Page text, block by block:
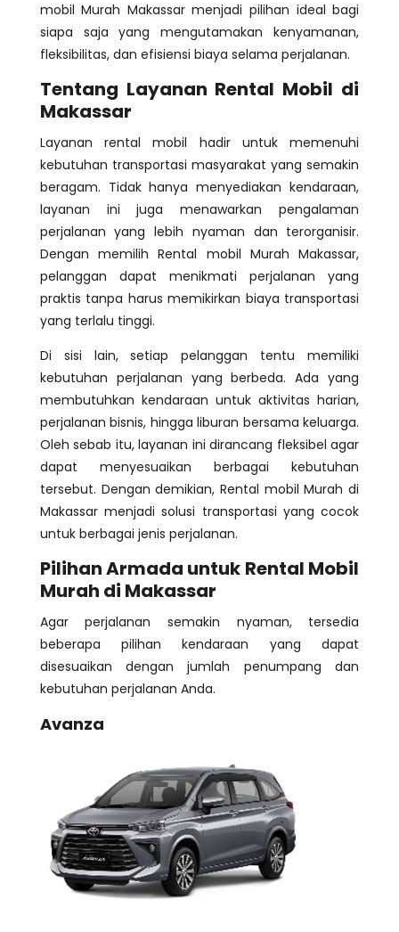
mobil Murah Makassar menjadi pilihan ideal bagi
siapa saja yang mengutamakan kenyamanan,
fleksibilitas, dan efisiensi biaya selama perjalanan.
Tentang Layanan Rental Mobil di
Makassar
Layanan rental mobil hadir untuk memenuhi
kebutuhan transportasi masyarakat yang semakin
beragam. Tidak hanya menyediakan kendaraan,
layanan ini juga menawarkan pengalaman
perjalanan yang lebih nyaman dan terorganisir.
Dengan memilih Rental mobil Murah Makassar,
pelanggan dapat menikmati perjalanan yang
praktis tanpa harus memikirkan biaya transportasi
yang terlalu tinggi.
Di sisi lain, setiap pelanggan tentu memiliki
kebutuhan perjalanan yang berbeda. Ada yang
membutuhkan kendaraan untuk aktivitas harian,
perjalanan bisnis, hingga liburan bersama keluarga.
Oleh sebab itu, layanan ini dirancang fleksibel agar
dapat menyesuaikan berbagai kebutuhan
tersebut. Dengan demikian, Rental mobil Murah di
Makassar menjadi solusi transportasi yang cocok
untuk berbagai jenis perjalanan.
Pilihan Armada untuk Rental Mobil
Murah di Makassar
Agar perjalanan semakin nyaman, tersedia
beberapa pilihan kendaraan yang dapat
disesuaikan dengan jumlah penumpang dan
kebutuhan perjalanan Anda.
Avanza